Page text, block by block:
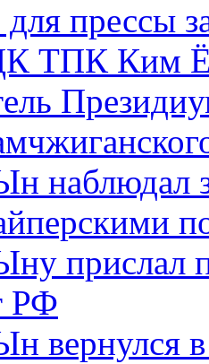
для прессы
ТПК Ким
наблюдал
прислал
РФ
вернулся